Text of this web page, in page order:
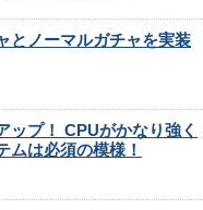
とノーマルガチャを実装
ップ！ CPUがかなり強く
ムは必須の模様！